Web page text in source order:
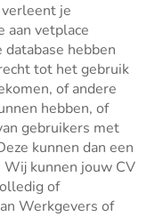
je
aan vetplace
hebben
tot het gebruik
of andere
hebben, of
gebruikers met
kunnen dan een
Wij kunnen jouw CV
of
Werkgevers of